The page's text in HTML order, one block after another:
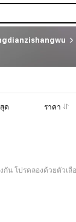
ด ราคา
น โปรดลองด้วยตัวเลื